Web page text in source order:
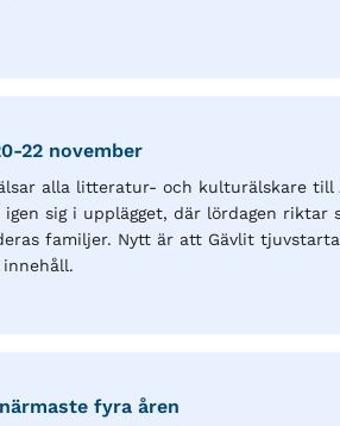
22 november
alla litteratur- och kulturälskare till
sig i upplägget, där lördagen
familjer. Nytt är att Gävlit
fyra åren